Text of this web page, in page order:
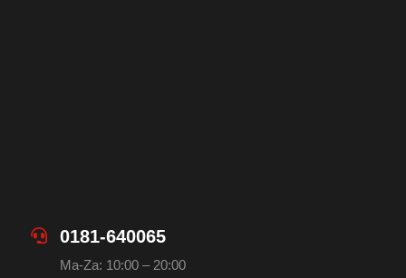
0181-640065
Ma-Za: 10:00 – 20:00